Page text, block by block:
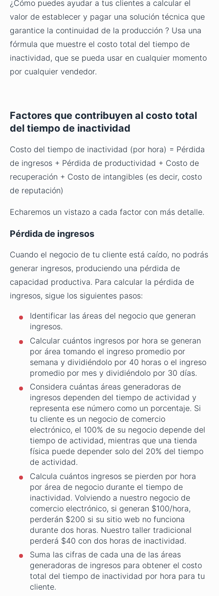
¿Cómo puedes ayudar a tus clientes a calcular el
valor de establecer y pagar una solución técnica que
garantice la continuidad de la producción ? Usa una
fórmula que muestre el costo total del tiempo de
inactividad, que se pueda usar en cualquier momento
por cualquier vendedor.
Factores que contribuyen al costo total
del tiempo de inactividad
Costo del tiempo de inactividad (por hora) = Pérdida
de ingresos + Pérdida de productividad + Costo de
recuperación + Costo de intangibles (es decir, costo
de reputación)
Echaremos un vistazo a cada factor con más detalle.
Pérdida de ingresos
Cuando el negocio de tu cliente está caído, no podrás
generar ingresos, produciendo una pérdida de
capacidad productiva. Para calcular la pérdida de
ingresos, sigue los siguientes pasos:
Identificar las áreas del negocio que generan
ingresos.
Calcular cuántos ingresos por hora se generan
por área tomando el ingreso promedio por
semana y dividiéndolo por 40 horas o el ingreso
promedio por mes y dividiéndolo por 30 días.
Considera cuántas áreas generadoras de
ingresos dependen del tiempo de actividad y
representa ese número como un porcentaje. Si
tu cliente es un negocio de comercio
electrónico, el 100% de su negocio depende del
tiempo de actividad, mientras que una tienda
física puede depender solo del 20% del tiempo
de actividad.
Calcula cuántos ingresos se pierden por hora
por área de negocio durante el tiempo de
inactividad. Volviendo a nuestro negocio de
comercio electrónico, si generan $100/hora,
perderán $200 si su sitio web no funciona
durante dos horas. Nuestro taller tradicional
perderá $40 con dos horas de inactividad.
Suma las cifras de cada una de las áreas
generadoras de ingresos para obtener el costo
total del tiempo de inactividad por hora para tu
cliente.